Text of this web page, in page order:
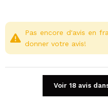
Pas encore d'avis en
donner votre avis!
Voir 18 avis